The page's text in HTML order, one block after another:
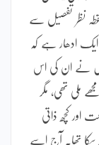
نظر تفصیل سے
ایک ادھار ہے کہ
میں نے ان کی اس
ملی تھی، مگر
اور کچھ ذاتی
سکا تھا۔ آج اسے